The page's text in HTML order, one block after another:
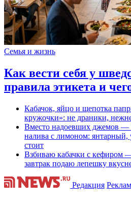
Семья и жизнь
Как вести себя у
правила этикета и
Кабачок, яйцо и щепотка
кружочки»: не драники,
Вместо надоевших джемов —
налива с лимоном:
стоит
Взбиваю кабачки с кефиром
завтрак подаю лепешку
Редакция